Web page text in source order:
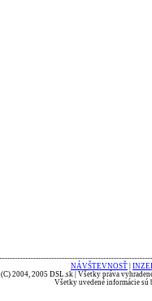
NÁVŠTEVNOSŤ
(C) 2004, 2005 DSL.sk | Všetky práva
Všetky uvedené informácie sú